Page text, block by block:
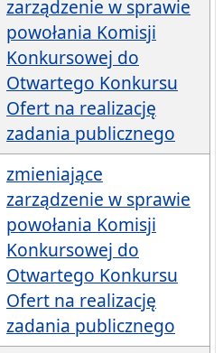
zarządzenie w sprawie
powołania Komisji
Konkursowej do
Otwartego Konkursu
Ofert na realizację
zadania publicznego
zmieniające
zarządzenie w sprawie
powołania Komisji
Konkursowej do
Otwartego Konkursu
Ofert na realizację
zadania publicznego